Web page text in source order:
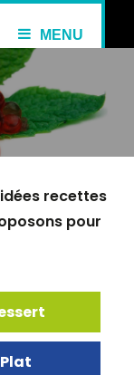
MENU
recettes
pour
Plat